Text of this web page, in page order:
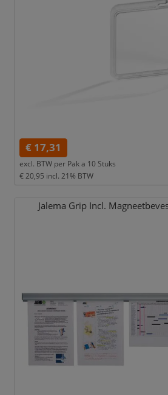
€ 17,31
excl. BTW per Pak a 10 Stuks
€ 20,95 incl. 21% BTW
Jalema Grip Incl.